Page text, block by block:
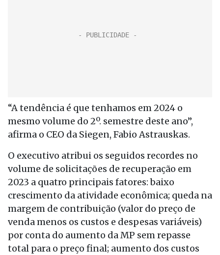
“A tendência é que tenhamos em 2024 o
mesmo volume do 2º. semestre deste ano”,
afirma o CEO da Siegen, Fabio Astrauskas.
O executivo atribui os seguidos recordes no
volume de solicitações de recuperação em
2023 a quatro principais fatores: baixo
crescimento da atividade econômica; queda na
margem de contribuição (valor do preço de
venda menos os custos e despesas variáveis)
por conta do aumento da MP sem repasse
total para o preço final; aumento dos custos